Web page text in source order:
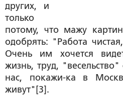
других, и
только
потому, что мажу
одобрять: "Работа
Очень им хочется
жизнь, труд,
нас, покажи-ка в
живут"[3].